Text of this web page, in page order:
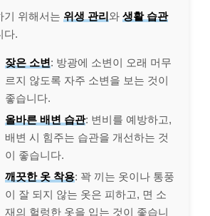
기 위해서는 위생 관리와 생활 습관
다.
잦은 소변: 방광에 소변이 오래 머무
르지 않도록 자주 소변을 보는 것이
좋습니다.
올바른 배변 습관: 변비를 예방하고,
배변 시 힘주는 습관을 개선하는 것
이 좋습니다.
깨끗한 옷 착용: 꽉 끼는 옷이나 통풍
이 잘 되지 않는 옷은 피하고, 면 소
재의 헐렁한 옷을 입는 것이 좋습니